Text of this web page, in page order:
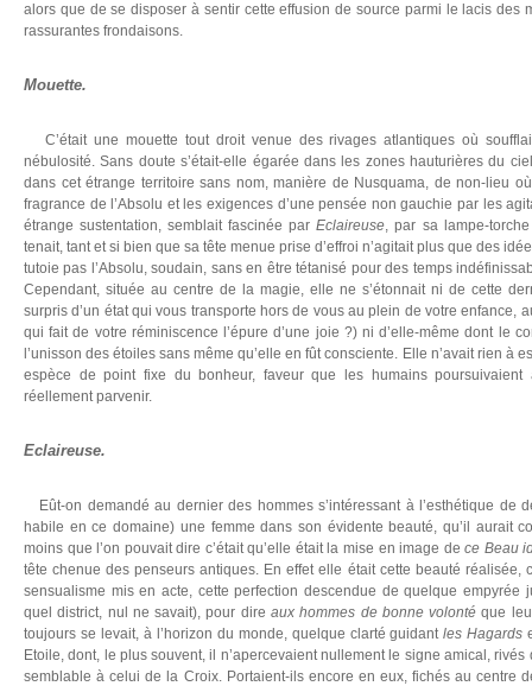
alors que de se disposer à sentir cette effusion de source parmi le lacis des
rassurantes frondaisons.
Mouette.
C’était une mouette tout droit venue des rivages atlantiques où
nébulosité. Sans doute s’était-elle égarée dans les zones hauturières du
dans cet étrange territoire sans nom, manière de Nusquama, de non-lieu
fragrance de l’Absolu et les exigences d’une pensée non gauchie par les
étrange sustentation, semblait fascinée parEclaireuse, par sa lampe-
tenait, tant et si bien que sa tête menue prise d’effroi n’agitait plus que des
tutoie pas l’Absolu, soudain, sans en être tétanisé pour des temps
Cependant, située au centre de la magie, elle ne s’étonnait ni de cette
surpris d’un état qui vous transporte hors de vous au plein de votre enfance,
qui fait de votre réminiscence l’épure d’une joie ?) ni d’elle-même dont le
l’unisson des étoiles sans même qu’elle en fût consciente. Elle n’avait rien à
espèce de point fixe du bonheur, faveur que les humains
réellement parvenir.
Eclaireuse.
Eût-on demandé au dernier des hommes s’intéressant à l’esthétique de
habile en ce domaine) une femme dans son évidente beauté, qu’il aurait
moins que l’on pouvait dire c’était qu’elle était la mise en image dece Beau
tête chenue des penseurs antiques. En effet elle était cette beauté réalisée,
sensualisme mis en acte, cette perfection descendue de quelque empyrée
quel district, nul ne savait), pour dire aux hommes de bonne volonté que
toujours se levait, à l’horizon du monde, quelque clarté guidantles Hagards
Etoile, dont, le plus souvent, il n’apercevaient nullement le signe amical, rivés
semblable à celui de la Croix. Portaient-ils encore en eux, fichés au centre